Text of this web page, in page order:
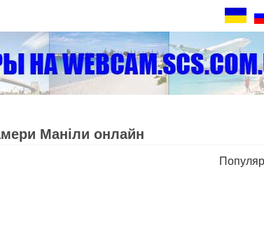
Маніли онлайн